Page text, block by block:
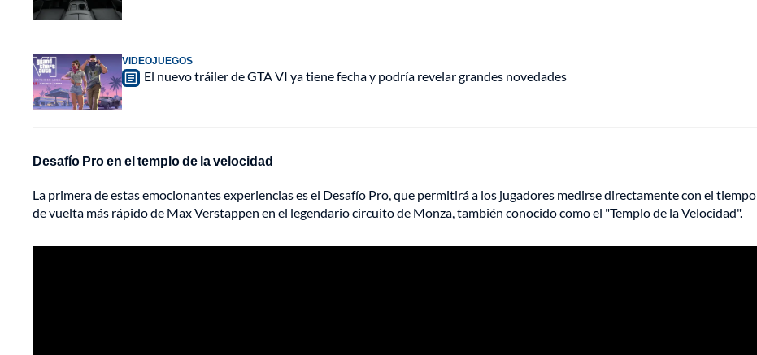
VIDEOJUEGOS
El nuevo tráiler de GTA VI ya tiene fecha y podría revelar grandes novedades
Desafío Pro en el templo de la velocidad
La primera de estas emocionantes experiencias es el Desafío Pro, que permitirá a los jugadores medirse directamente con el tiempo
de vuelta más rápido de Max Verstappen en el legendario circuito de Monza, también conocido como el "Templo de la Velocidad".